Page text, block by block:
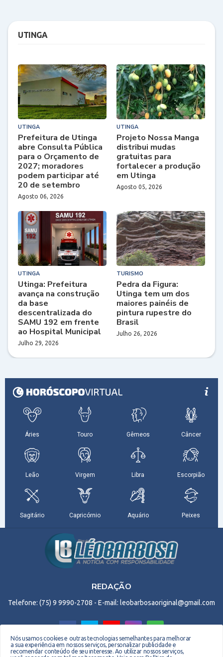
UTINGA
UTINGA
Prefeitura de Utinga
abre Consulta Pública
para o Orçamento de
2027; moradores
podem participar até
20 de setembro
Agosto 06, 2026
UTINGA
Projeto Nossa Manga
distribui mudas
gratuitas para
fortalecer a produção
em Utinga
Agosto 05, 2026
UTINGA
Utinga: Prefeitura
avança na construção
da base
descentralizada do
SAMU 192 em frente
ao Hospital Municipal
Julho 29, 2026
TURISMO
Pedra da Figura:
Utinga tem um dos
maiores painéis de
pintura rupestre do
Brasil
Julho 26, 2026
REDAÇÃO
Telefone: (75) 9 9990-2708 - E-mail: leobarbosaoriginal@gmail.com
Nós usamos cookies e outras tecnologias semelhantes para melhorar
a sua experiência em nossos serviços, personalizar publicidade e
recomendar conteúdo de seu interesse. Ao utilizar nossos serviços,